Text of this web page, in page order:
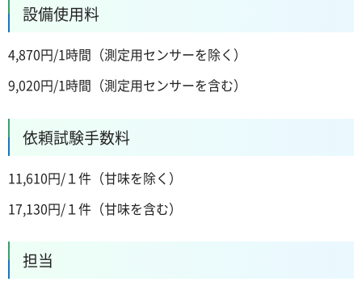
設備使用料
4,870円/1時間（測定用センサーを除く）
9,020円/1時間（測定用センサーを含む）
依頼試験手数料
11,610円/１件（甘味を除く）
17,130円/１件（甘味を含む）
担当